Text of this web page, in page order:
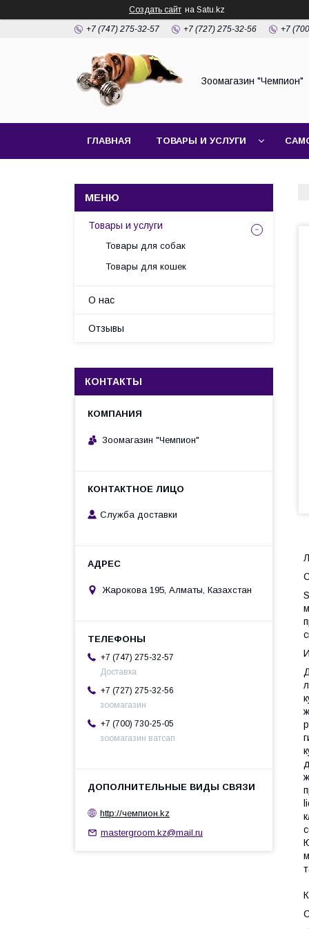
Создать сайт на Satu.kz
+7 (747) 275-32-57 +7 (727) 275-32-56 +7
Зоомагазин "Чемпион"
ГЛАВНАЯ ТОВАРЫ И УСЛУГИ
Товары и услуги
Товары для собак
Товары для кошек
О нас
Отзывы
КОНТАКТЫ
Зоомагазин "Чемпион"
Служба доставки
Жарокова 195, Алматы, Казахстан
+7 (747) 275-32-57
Доставка
+7 (727) 275-32-56
зоомагазин
+7 (700) 730-25-05
зоомагазин ватсап
http://чемпион.kz
mastergroom.kz@mail.ru